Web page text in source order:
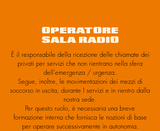
OPERATORE
SALA RADIO
È il responsabile della ricezione delle chiamate dei
privati per servizi che non rientrano nella sfera
dell'emergenza / urgenza.
Segue, inoltre, le movimentazioni dei mezzi di
soccorso in uscita, durante I servizi e in rientro dalla
nostra sede.
Per questo ruolo, è necessaria una breve
formazione interna che fornisca le nozioni di base
per operare successivamente in autonomia.